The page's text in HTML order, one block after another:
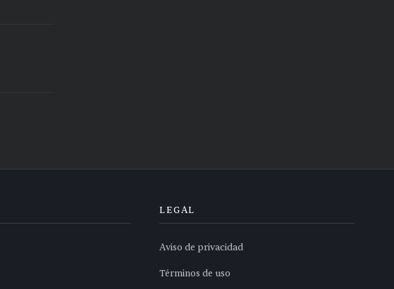
LEGAL
Aviso de privacidad
Términos de uso